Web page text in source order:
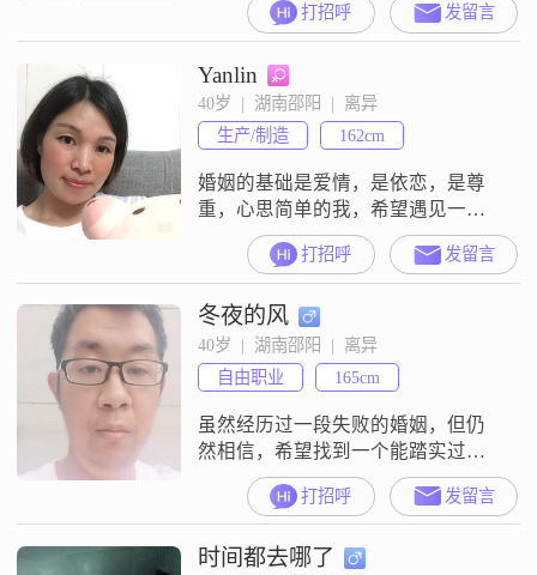
走到白头， 打招呼 发留言
Yanlin
40岁  |  湖南邵阳  |  离异
生产/制造
162cm
婚姻的基础是爱情，是依恋，是尊
重，心思简单的我，希望遇见一个
有责任心的你，能教我人情世故，
护我周全，待我如家人，，，（
猴，猪，蛇生肖者请绕道 ）
打招呼 发留言
冬夜的风
40岁  |  湖南邵阳  |  离异
自由职业
165cm
虽然经历过一段失败的婚姻，但仍
然相信，希望找到一个能踏实过日
子的人，面朝大海，春暖花开
打招呼 发留言
时间都去哪了